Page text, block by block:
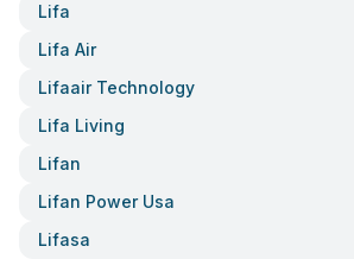
Lifa
Lifa Air
Lifaair Technology
Lifa Living
Lifan
Lifan Power Usa
Lifasa